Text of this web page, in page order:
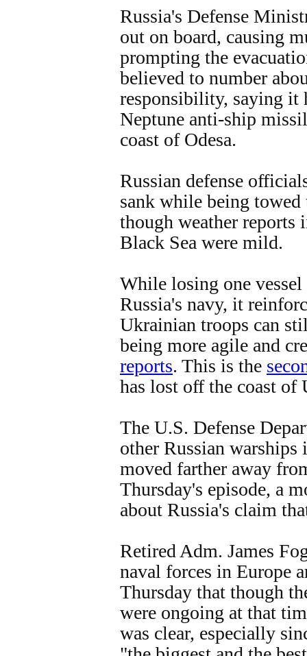
Russia's Defense
out on board, causing
prompting the
believed to number
responsibility, saying it
Neptune anti-ship
coast of Odesa.
Russian defense
sank while being
though weather reports
Black Sea were mild.
While losing one
Russia's navy, it
Ukrainian troops can
being more agile and
reports. This is the
has lost off the coast of
The U.S. Defense
other Russian warships
moved farther away
Thursday's episode, a
about Russia's claim
Retired Adm. James
naval forces in Europe
Thursday that though
were ongoing at that
was clear, especially